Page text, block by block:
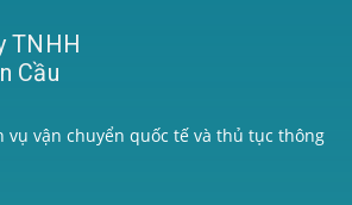
TNHH
Cầu
vụ vận chuyển quốc tế và thủ tục thông